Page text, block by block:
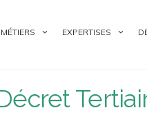
MÉTIERS EXPERTISES